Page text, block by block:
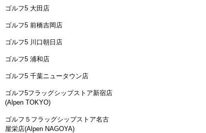
ゴルフ5 大田店
ゴルフ5 前橋吉岡店
ゴルフ5 川口朝日店
ゴルフ5 浦和店
ゴルフ5 千葉ニュータウン店
ゴルフ5フラッグシップストア新宿店
(Alpen TOKYO)
ゴルフ５フラッグシップストア名古
屋栄店(Alpen NAGOYA)